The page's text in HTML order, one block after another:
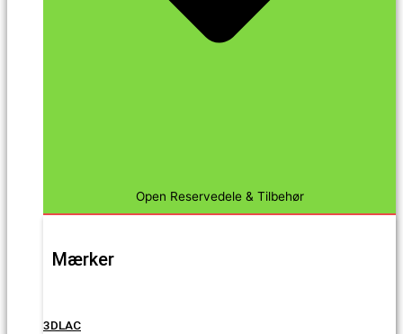
Open Reservedele & Tilbehør
Mærker
3DLAC